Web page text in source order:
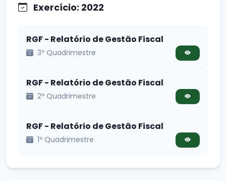
Exercício: 2022
RGF - Relatório de Gestão Fiscal
3º Quadrimestre
RGF - Relatório de Gestão Fiscal
2º Quadrimestre
RGF - Relatório de Gestão Fiscal
1º Quadrimestre